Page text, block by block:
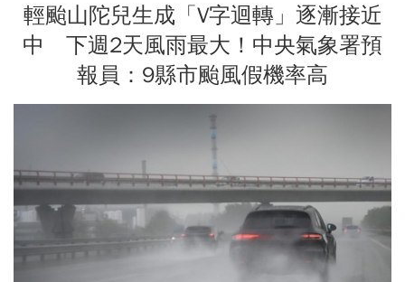
輕颱山陀兒生成「V字迴轉」逐漸接近
中 下週2天風雨最大！中央氣象署預
報員：9縣市颱風假機率高